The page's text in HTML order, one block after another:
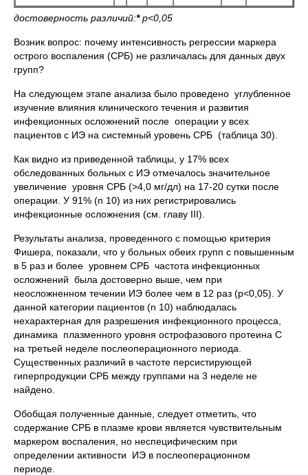
достоверность различий:*р<0,05
Возник вопрос: почему интенсивность регрессии маркера
острого воспаления (СРБ) не различалась для данных двух
групп?
На следующем этапе анализа было проведено углубленное
изучение влияния клинического течения и развития
инфекционных осложнений после операции у всех
пациентов с ИЭ на системный уровень СРБ (таблица 30).
Как видно из приведенной таблицы, у 17% всех
обследованных больных с ИЭ отмечалось значительное
увеличение уровня СРБ (>4,0 мг/дл) на 17-20 сутки после
операции. У 91% (n 10) из них регистрировались
инфекционные осложнения (см. главу III).
Результаты анализа, проведенного с помощью критерия
Фишера, показали, что у больных обеих групп с повышенным
в 5 раз и более уровнем СРБ частота инфекционных
осложнений была достоверно выше, чем при
неосложненном течении ИЭ более чем в 12 раз (р<0,05). У
данной категории пациентов (n 10) наблюдалась
нехарактерная для разрешения инфекционного процесса,
динамика плазменного уровня острофазового протеина С
на третьей неделе послеоперационного периода.
Существенных различий в частоте персистирующей
гиперпродукции СРБ между группами на 3 неделе не
найдено.
Обобщая полученные данные, следует отметить, что
содержание СРБ в плазме крови является чувствительным
маркером воспаления, но неспецифическим при
определении активности ИЭ в послеоперационном
периоде.